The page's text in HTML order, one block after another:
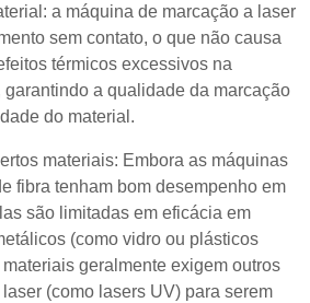
a máquina de marcação a laser
sem contato, o que não causa
térmicos excessivos na
a qualidade da marcação
do material.
materiais: Embora as máquinas
fibra tenham bom desempenho em
são limitadas em eficácia em
(como vidro ou plásticos
geralmente exigem outros
(como lasers UV) para serem